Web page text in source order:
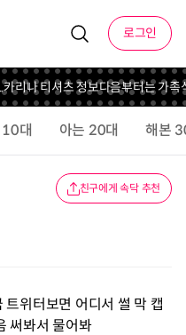
로그인
카리나 티셔츠 정보다음부터는 가족
대 아는 20대 해본
친구에게 속닥 추천
위터보면 어디서 썰 막 캡
써봐서 물어봐